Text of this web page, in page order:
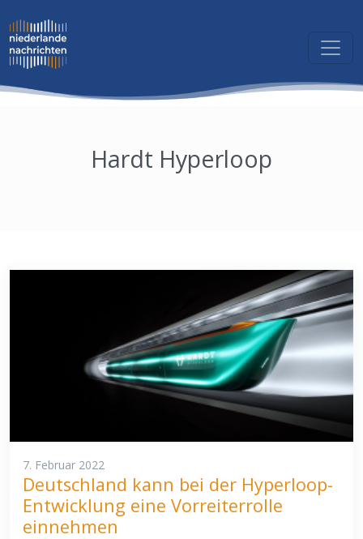
Hardt Hyperloop
7. Februar 2022
Deutschland kann bei der Hyperloop-
Entwicklung eine Vorreiterrolle
einnehmen